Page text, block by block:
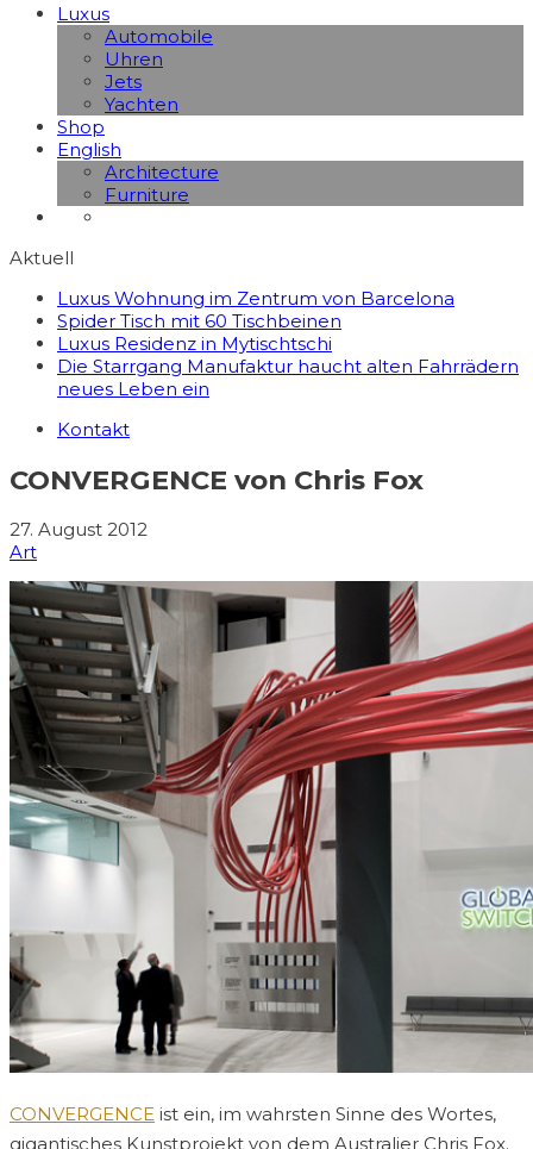
Luxus
Automobile
Uhren
Jets
Yachten
Shop
English
Architecture
Furniture
Aktuell
Luxus Wohnung im Zentrum von Barcelona
Spider Tisch mit 60 Tischbeinen
Luxus Residenz in Mytischtschi
Die Starrgang Manufaktur haucht alten Fahrrädern
neues Leben ein
Kontakt
CONVERGENCE von Chris Fox
27. August 2012
Art
CONVERGENCE ist ein, im wahrsten Sinne des Wortes,
gigantisches Kunstprojekt von dem Australier Chris Fox.